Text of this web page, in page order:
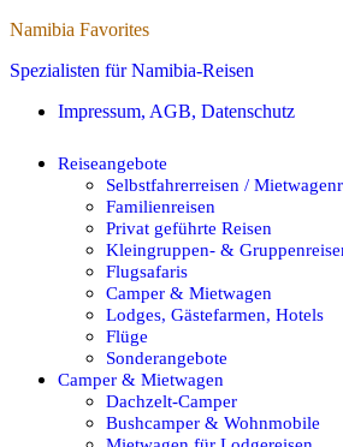
Namibia Favorites
Spezialisten für Namibia-Reisen
Impressum, AGB, Datenschutz
Reiseangebote
Selbstfahrerreisen /
Familienreisen
Privat geführte Reisen
Kleingruppen- &
Flugsafaris
Camper & Mietwagen
Lodges, Gästefarmen, Hotels
Flüge
Sonderangebote
Camper & Mietwagen
Dachzelt-Camper
Bushcamper & Wohnmobile